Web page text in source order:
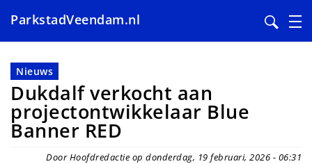
en
naar
de
inhoud
gaan
ParkstadVeendam.nl
Nieuws
Dukdalf verkocht aan
projectontwikkelaar Blue
Banner RED
Door Hoofdredactie op donderdag, 19 februari, 2026 - 06:31